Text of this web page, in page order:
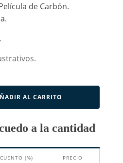
de Carbón.
AL CARRITO
a la cantidad
(%) PRECIO